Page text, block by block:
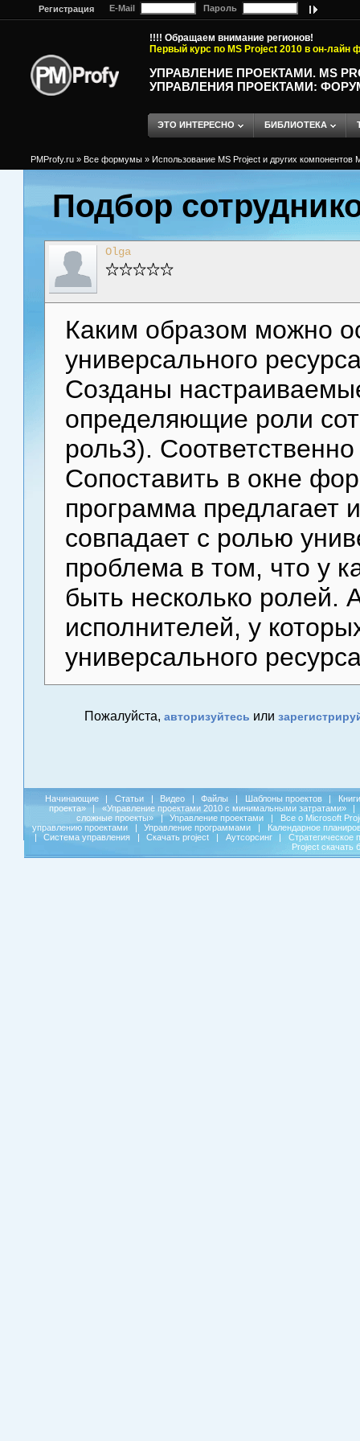
Регистрация E-Mail Пароль
!!!! Обращаем внимание регионов!
Первый курс по MS Project 2010 в он-лайн
УПРАВЛЕНИЕ ПРОЕКТАМИ. MS
УПРАВЛЕНИЯ ПРОЕКТАМИ:
ЭТО ИНТЕРЕСНО БИБЛИОТЕКА
PMProfy.ru » Все формумы » Использование MS Project и других компонентов
Подбор
Olga
Каким образом можно
универсального
Созданы
определяющие роли
роль3).
Сопоставить в окне
программа предлагает
совпадает с ролью
проблема в том, что у
быть несколько ролей.
исполнителей, у
универсального
Пожалуйста, авторизуйтесь или
Начинающие | Статьи | Видео | Файлы | Шаблоны проектов |
Книги
проекта»
| «Управление проектами 2010 с минимальными затратами»
|
сложные проекты»
| Управление проектами |
Все о Microsoft
управлению проектами
| Управление программами |
Календарное
|
Система управления | Скачать project | Аутсорсинг |
Стратегическое
Project скачать